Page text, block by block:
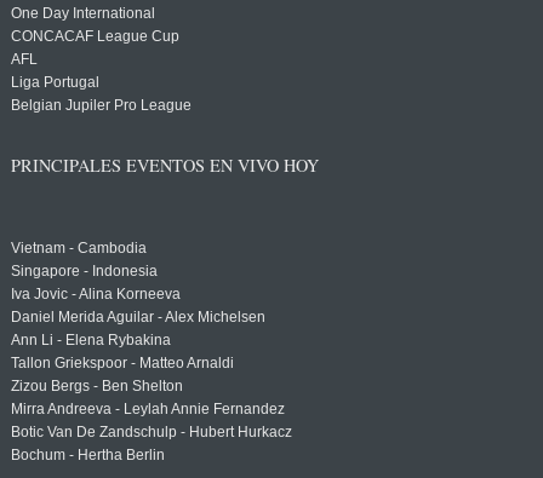
One Day International
CONCACAF League Cup
AFL
Liga Portugal
Belgian Jupiler Pro League
PRINCIPALES EVENTOS EN VIVO HOY
Vietnam - Cambodia
Singapore - Indonesia
Iva Jovic - Alina Korneeva
Daniel Merida Aguilar - Alex Michelsen
Ann Li - Elena Rybakina
Tallon Griekspoor - Matteo Arnaldi
Zizou Bergs - Ben Shelton
Mirra Andreeva - Leylah Annie Fernandez
Botic Van De Zandschulp - Hubert Hurkacz
Bochum - Hertha Berlin